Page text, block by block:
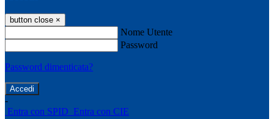
button close ×
Nome Utente
Password
Password dimenticata?
-
Entra con SPID Entra con CIE